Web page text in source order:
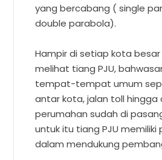
yang bercabang ( single
double parabola).
Hampir di setiap kota
melihat tiang PJU,
tempat-tempat umum
antar kota, jalan toll hingga
perumahan sudah di
untuk itu tiang PJU
dalam mendukung